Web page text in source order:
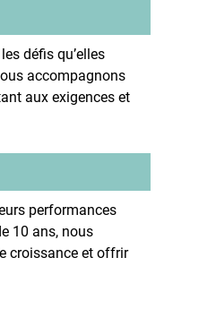
défis qu’elles
accompagnons
aux exigences et
performances
10 ans, nous
croissance et offrir